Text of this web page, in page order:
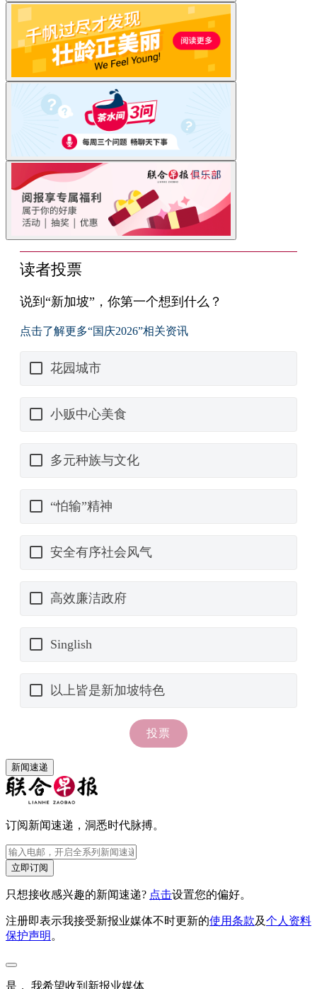
新闻速递
订阅新闻速递，洞悉时代脉搏。
立即订阅
只想接收感兴趣的新闻速递? 点击设置您的偏好。
注册即表示我接受新报业媒体不时更新的使用条款及个人资料
保护声明 。
是， 我希望收到新报业媒体